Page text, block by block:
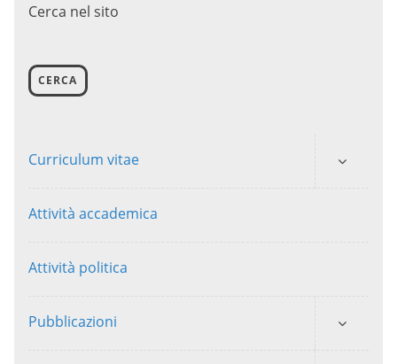
Cerca nel sito
CERCA
Curriculum vitae
Attività accademica
Attività politica
Pubblicazioni